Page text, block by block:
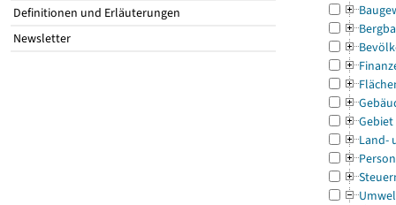
Definitionen und Erläuterungen
Newsletter
Gebiet
Land-